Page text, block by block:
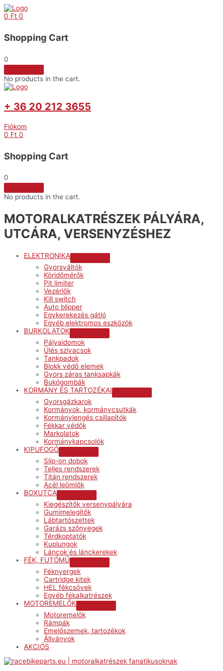
Skip
to
0 Ft 0
Shopping Cart
0
No products in the cart.
+ 36 20 212 3655
Fiókom
0 Ft 0
Shopping Cart
0
No products in the cart.
MOTORALKATRÉSZEK PÁLYÁRA,
UTCÁRA, VERSENYZÉSHEZ
ELEKTRONIKA
Gyorsváltók
Köridőmérők
Pit limiter
Vezérlők
Kill switch
Auto blipper
Egykerekezés gátló
Egyéb elektromos eszközök
BURKOLATOK
Pályaidomok
Ülés szivacsok
Tankpadok
Blokk védő elemek
Gyors záras tanksapkák
Bukógombák
KORMÁNY ÉS TARTOZÉKAI
Gyorsgázkarok
Kormányok, kormánycsutkák
Kormánylengés csillapítók
Fékkar védők
Markolatok
Kormánykapcsolók
KIPUFOGÓ
Toggle
Slip-on dobok
Teljes rendszerek
Titán rendszerek
Acél leömlők
BOXUTCA
Toggle
Kiegészítők versenypályára
Gumimelegítők
Lábtartószettek
Garázs szőnyegek
Térdkoptatók
Kuplungok
Láncok és lánckerekek
FÉK, FUTÓMŰ
Féknyergek
Cartridge kitek
HEL fékcsövek
Egyéb fékalkatrészek
MOTOREMELŐK
Motoremelők
Rámpák
Emelőszemek, tartozékok
Állványok
AKCIÓS
Menu